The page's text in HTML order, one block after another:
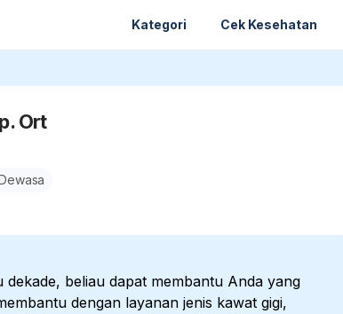
Kategori Cek Kesehatan
Ort
beliau dapat membantu Anda yang
dengan layanan jenis kawat gigi,